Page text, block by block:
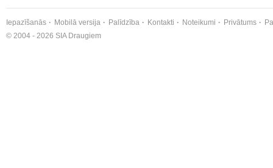
Iepazīšanās Mobilā versija Palīdzība Kontakti Noteikumi Privātums
© 2004 - 2026 SIA Draugiem